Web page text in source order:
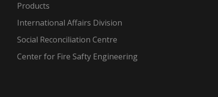
Products
International Affairs Division
Social Reconciliation Centre
Center for Fire Safty Engineering